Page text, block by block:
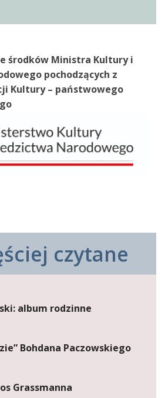
środków Ministra Kultury i
pochodzących z
Kultury – państwowego
czytane
album rodzinne
Bohdana Paczowskiego
Grassmanna